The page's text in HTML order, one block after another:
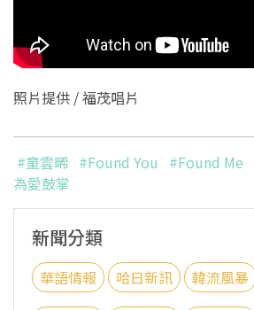
照片提供 / 福茂唱片
#童雲晞 #Found You #Found Me
為愛鼓掌
新聞分類
華語情報 哈日新訊 韓流風暴